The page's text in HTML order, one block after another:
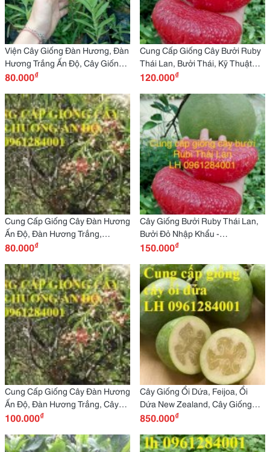
Viện Cây Giống Đàn Hương, Đàn
Hương Trắng Ấn Độ, Cây Giống
Đầu Nguồn, Chuyển Giao Kỹ
80.000₫
Cung Cấp Giống Cây Bưởi Ruby
Thái Lan, Bưởi Thái, Kỹ Thuật
Trồng Bưởi Ruby Chuẩn
120.000₫
Cung Cấp Giống Cây Đàn Hương
Ấn Độ, Đàn Hương Trắng,
Chuyển Giao Kỹ Thuật Trồng Cây
80.000₫
Cây Giống Bưởi Ruby Thái Lan,
Bưởi Đỏ Nhập Khẩu -
Viencaygiongtrunguong
150.000₫
Cung Cấp Giống Cây Đàn Hương
Ấn Độ, Đàn Hương Trắng, Cây
Giống Chất Lượng Cao
100.000₫
Cây Giống Ổi Dứa, Feijoa, Ổi
Dứa New Zealand, Cây Giống
Nhập Khẩu Chất Lượng Cao
850.000₫